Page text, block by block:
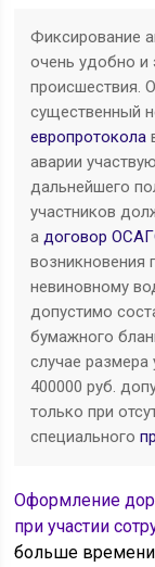
Фиксирование
очень удобно и
происшествия.
существенный
европротокола
аварии
дальнейшего
участников
адоговор
возникновения
невиновному
допустимо
бумажного
случае
400000 руб.
только при
специального
Оформление
при участии
больше